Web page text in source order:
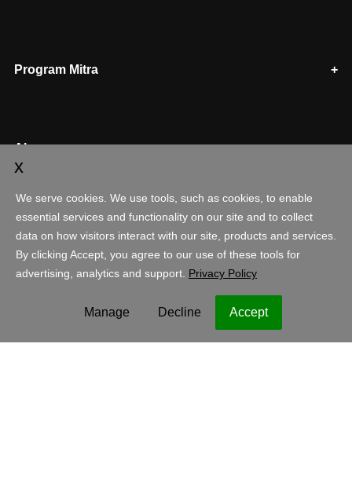
Program Mitra
Akun